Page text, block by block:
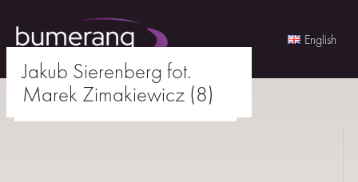
AKTORKI
English
content
agencjabumerang@gmail.com
Jakub Sierenberg fot.
Marek Zimakiewicz (8)